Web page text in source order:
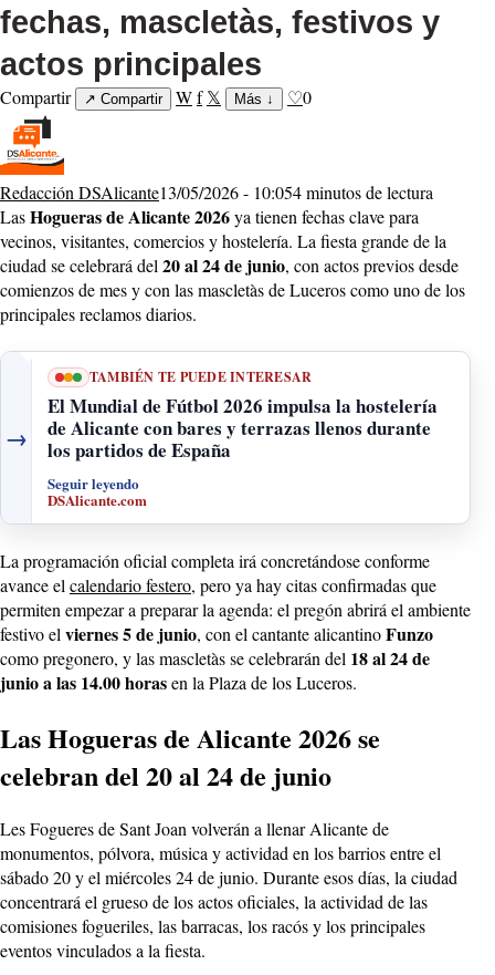
fechas, mascletàs, festivos y
actos principales
Compartir ↗ Compartir Wf 𝕏 Más ↓ ♡0
Redacción DSAlicante13/05/2026 - 10:054 minutos de lectura
LasHogueras de Alicante 2026ya tienen fechas clave para
vecinos, visitantes, comercios y hostelería. La fiesta grande de la
ciudad se celebrará del20 al 24 de junio, con actos previos desde
comienzos de mes y con las mascletàs de Luceros como uno de los
principales reclamos diarios.
→
TAMBIÉN TE PUEDE INTERESAR
El Mundial de Fútbol 2026 impulsa la hostelería
de Alicante con bares y terrazas llenos durante
los partidos de España
Seguir leyendo
DSAlicante.com
La programación oficial completa irá concretándose conforme
avance elcalendario festero, pero ya hay citas confirmadas que
permiten empezar a preparar la agenda: el pregón abrirá el ambiente
festivo elviernes 5 de junio, con el cantante alicantinoFunzo
como pregonero, y las mascletàs se celebrarán del 18 al 24 de
junio a las 14.00 horasen la Plaza de los Luceros.
Las Hogueras de Alicante 2026 se
celebran del 20 al 24 de junio
Les Fogueres de Sant Joan volverán a llenar Alicante de
monumentos, pólvora, música y actividad en los barrios entre el
sábado 20 y el miércoles 24 de junio. Durante esos días, la ciudad
concentrará el grueso de los actos oficiales, la actividad de las
comisiones fogueriles, las barracas, los racós y los principales
eventos vinculados a la fiesta.